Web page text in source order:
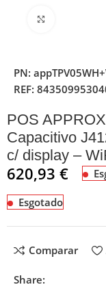
PN:
REF:
POS
Capacitivo
c/ display –
620,93€
Esgotado
Comparar
Share: